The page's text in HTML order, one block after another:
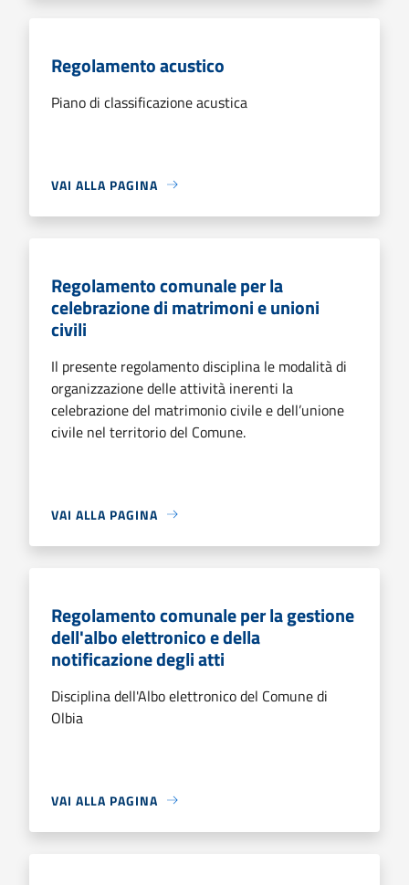
Regolamento acustico
Piano di classificazione acustica
VAI ALLA PAGINA
Regolamento comunale per la
celebrazione di matrimoni e unioni
civili
Il presente regolamento disciplina le modalità di
organizzazione delle attività inerenti la
celebrazione del matrimonio civile e dell’unione
civile nel territorio del Comune.
VAI ALLA PAGINA
Regolamento comunale per la gestione
dell'albo elettronico e della
notificazione degli atti
Disciplina dell'Albo elettronico del Comune di
Olbia
VAI ALLA PAGINA